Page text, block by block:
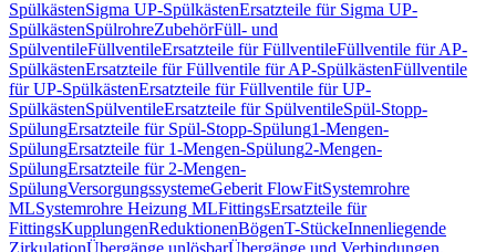
SpülkästenSigma UP-SpülkästenErsatzteile für Sigma UP-
SpülkästenSpülrohreZubehörFüll- und
SpülventileFüllventileErsatzteile für FüllventileFüllventile für AP-
SpülkästenErsatzteile für Füllventile für AP-SpülkästenFüllventile
für UP-SpülkästenErsatzteile für Füllventile für UP-
SpülkästenSpülventileErsatzteile für SpülventileSpül-Stopp-
SpülungErsatzteile für Spül-Stopp-Spülung1-Mengen-
SpülungErsatzteile für 1-Mengen-Spülung2-Mengen-
SpülungErsatzteile für 2-Mengen-
SpülungVersorgungssystemeGeberit FlowFitSystemrohre
MLSystemrohre Heizung MLFittingsErsatzteile für
FittingsKupplungenReduktionenBögenT-StückeInnenliegende
ZirkulationÜbergänge unlösbarÜbergänge und Verbindungen,